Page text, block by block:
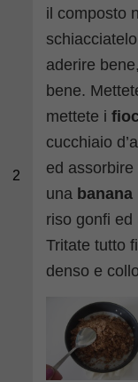
2
il composto
aderire
bene.
mettete i
cucchiaio
ed assorbire
una banana
riso gonfi ed
Tritate tutto
denso e